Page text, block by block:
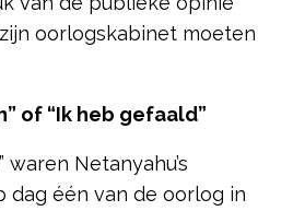
oorlogskabinet moeten
of “Ik heb gefaald”
waren Netanyahu’s
dag één van de oorlog in